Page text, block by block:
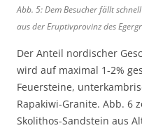
Abb. 5: Dem Besucher fällt
aus der Eruptivprovinz des
Der Anteil nordischer
wird auf maximal 1-2%
Feuersteine,
Rapakiwi-Granite. Abb. 6
Skolithos-Sandstein aus